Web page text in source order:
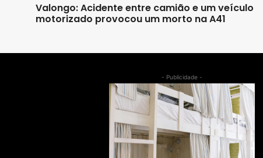
Valongo: Acidente entre camião e um veículo
motorizado provocou um morto na A41
- Publicidade -